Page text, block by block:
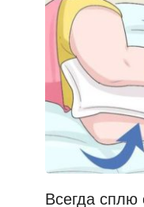
Всегда сплю